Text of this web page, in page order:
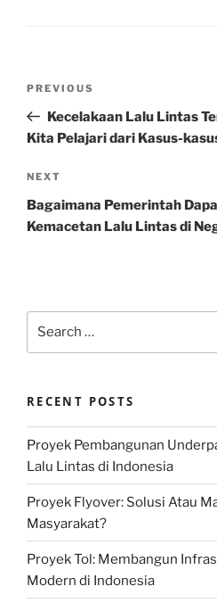
Previous
Post
PREVIOUS
Kecelakaan Lalu Lintas
Kita Pelajari dari Kasus-
Next
Post
NEXT
Bagaimana Pemerintah
Kemacetan Lalu Lintas di
RECENT POSTS
Proyek Pembangunan
Lalu Lintas di Indonesia
Proyek Flyover: Solusi Atau
Masyarakat?
Proyek Tol: Membangun
Modern di Indonesia